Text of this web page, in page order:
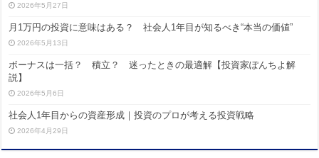
2026年5月27日
月1万円の投資に意味はある？ 社会人1年目が知るべき“本当の価値”
2026年5月13日
ボーナスは一括？ 積立？ 迷ったときの最適解【投資家ぽんちよ解
説】
2026年5月6日
社会人1年目からの資産形成｜投資のプロが考える投資戦略
2026年4月29日